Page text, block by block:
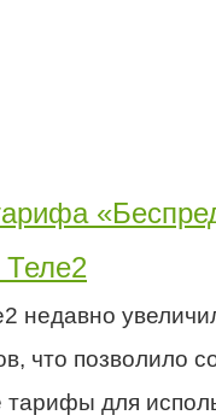
Теле2
недавно
что позволило
тарифы для